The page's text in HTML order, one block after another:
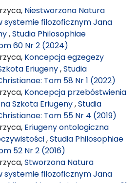
Niestworzona Natura
systemie filozoficznym Jana
,Studia Philosophiae
60 Nr 2 (2024)
Koncepcja egzegezy
Eriugeny,Studia
Tom 58 Nr 1 (2022)
Koncepcja przebóstwienia
Szkota Eriugeny,Studia
Tom 55 Nr 4 (2019)
Eriugeny ontologiczna
,Studia Philosophiae
52 Nr 2 (2016)
Stworzona Natura
systemie filozoficznym Jana